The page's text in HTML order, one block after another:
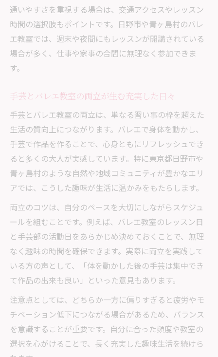
通いやすさを重視する場合は、交通アクセスやレッスン
時間の選択肢もポイントです。日野市や青ヶ島村のバレ
エ教室では、週末や夜間にもレッスンが開講されている
場合が多く、仕事や家事の合間に無理なく参加できま
す。
手芸とバレエ教室の両立が生む充実した日々
手芸とバレエ教室の両立は、単なる習い事の枠を超えた
生活の質向上につながります。バレエで身体を動かし、
手芸で作品を作ることで、心身ともにリフレッシュでき
ると多くの大人が実感しています。特に東京都日野市や
青ヶ島村のような自然や地域コミュニティが豊かなエリ
アでは、こうした趣味が生活に温かみをもたらします。
両立のコツは、自分のペースを大切にしながらスケジュ
ールを組むことです。例えば、バレエ教室のレッスン日
と手芸部の活動日をあらかじめ決めておくことで、無理
なく趣味の時間を確保できます。実際に両立を実践して
いる方の声として、「体を動かした後の手芸は集中でき
て作品の出来も良い」といった意見もあります。
注意点としては、どちらか一方に偏りすぎると疲労やモ
チベーション低下につながる場合があるため、バランス
を意識することが重要です。自分に合った頻度や教室の
選択を心がけることで、長く充実した趣味生活を続けら